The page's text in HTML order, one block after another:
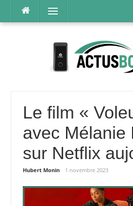
contenu
Menu
Le film «
avec Mélanie
sur Netflix
Hubert Monin 1 novembre 2023